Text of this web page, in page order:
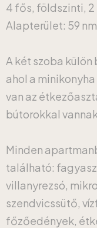
4 fős, földszinti, 2
Alapterület: 59 nm
A két szoba
ahol a
van az
bútorokkal
Minden
található:
villanyrezsó,
szendvicssütő,
főzőedények,